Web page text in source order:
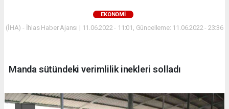
EKONOMİ
(İHA) - İhlas Haber Ajansı | 11.06.2022 - 11:01, Güncelleme: 11.06.2022 - 23:36
Manda sütündeki verimlilik inekleri solladı